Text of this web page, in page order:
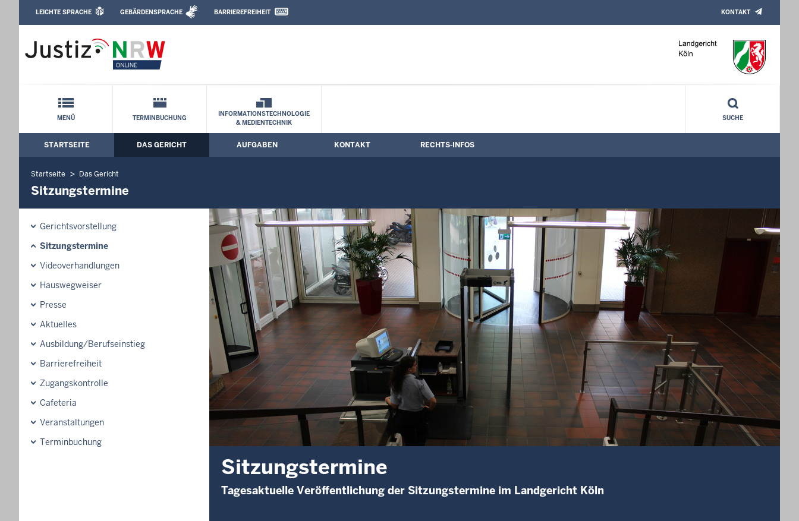
Landgericht Köln: Sitzungstermine
Leichte Sprache, Gebärdensprachenvideo und Kontaktformular
LEICHTE SPRACHE GEBÄRDENSPRACHE BARRIEREFREIHEIT KONTAKT
Schnellnavigation mit Volltext-Suche
MENÜ TERMINBUCHUNG
INFORMATIONSTECHNOLOGIE
& MEDIENTECHNIK
SUCHE
Hauptmenü: Hauptnavigation
STARTSEITE DAS GERICHT AUFGABEN KONTAKT RECHTS-INFOS
Startseite Das Gericht
Sitzungstermine
Gerichtsvorstellung
Sitzungstermine
Videoverhandlungen
Hauswegweiser
Presse
Aktuelles
Ausbildung/Berufseinstieg
Barrierefreiheit
Zugangskontrolle
Cafeteria
Veranstaltungen
Terminbuchung
Sitzungstermine
Tagesaktuelle Veröffentlichung der Sitzungstermine im Landgericht Köln